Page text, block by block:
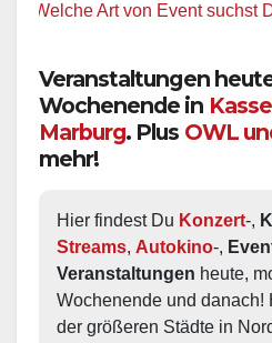
Art von Event suchst Du
Veranstaltungen
Wochenende in
Marburg. Plus OWL
mehr!
Hier findest Du Konzert-,
Streams, Autokino-,
Veranstaltungen heute,
Wochenende und danach!
der größeren Städte in